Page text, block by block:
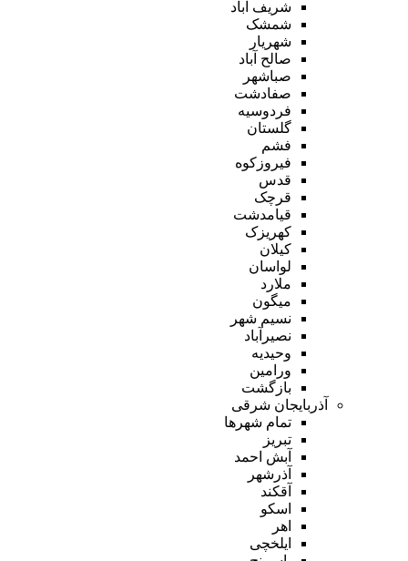
شریف آباد
شمشک
شهریار
صالح آباد
صباشهر
صفادشت
فردوسیه
گلستان
فشم
فیروزکوه
قدس
قرچک
قیامدشت
کهریزک
کیلان
لواسان
ملارد
میگون
نسیم شهر
نصیرآباد
وحیدیه
ورامین
بازگشت
آذربایجان شرقی
تمام شهر‌ها
تبریز
آبش احمد
آذرشهر
آقکند
اسکو
اهر
ایلخچی